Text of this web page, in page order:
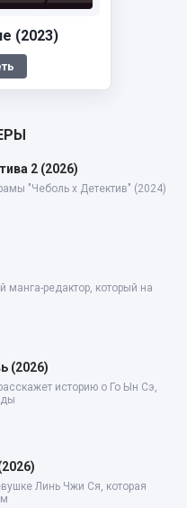
(2023)
2 (2026)
"Чеболь x Детектив" (2024)
манга-редактор, который на
(2026)
историю о Го Ын Сэ,
Линь Чжи Ся, которая